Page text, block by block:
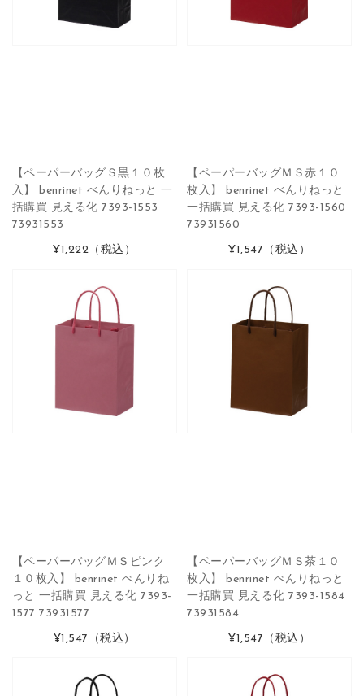
【ペーパーバッグＳ黒１０枚
入】 benrinet べんりねっと 一
括購買 見える化 7393-1553
73931553
¥1,222 （税込）
【ペーパーバッグＭＳ赤１０
枚入】 benrinet べんりねっと
一括購買 見える化 7393-1560
73931560
¥1,547 （税込）
【ペーパーバッグＭＳピンク
１０枚入】 benrinet べんりね
っと 一括購買 見える化 7393-
1577 73931577
¥1,547 （税込）
【ペーパーバッグＭＳ茶１０
枚入】 benrinet べんりねっと
一括購買 見える化 7393-1584
73931584
¥1,547 （税込）